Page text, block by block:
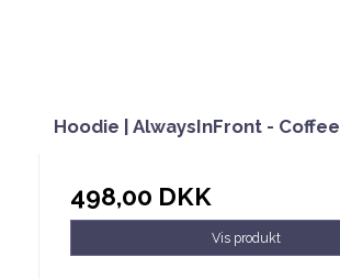
Hoodie | AlwaysInFront - Coffee
498,00 DKK
Vis produkt